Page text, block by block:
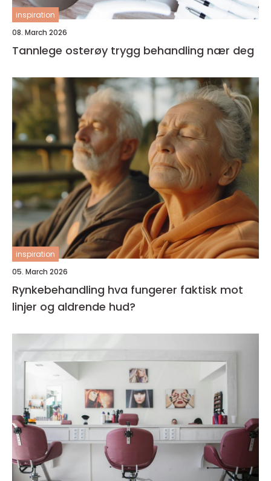
inspiration
08. March 2026
Tannlege osterøy trygg behandling nær deg
inspiration
05. March 2026
Rynkebehandling hva fungerer faktisk mot
linjer og aldrende hud?